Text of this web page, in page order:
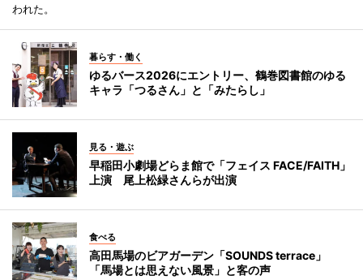
われた。
暮らす・働く
ゆるバース2026にエントリー、鶴巻図書館のゆる
キャラ「つるさん」と「みたらし」
見る・遊ぶ
早稲田小劇場どらま館で「フェイス FACE/FAITH」
上演 尾上松緑さんらが出演
食べる
高田馬場のビアガーデン「SOUNDS terrace」
「馬場とは思えない風景」と客の声